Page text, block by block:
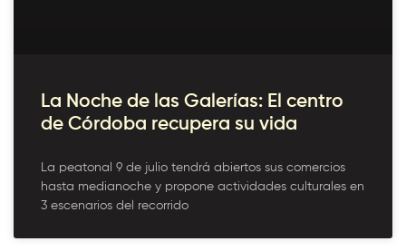
La Noche de las Galerías: El centro
de Córdoba recupera su vida
La peatonal 9 de julio tendrá abiertos sus comercios
hasta medianoche y propone actividades culturales en
3 escenarios del recorrido